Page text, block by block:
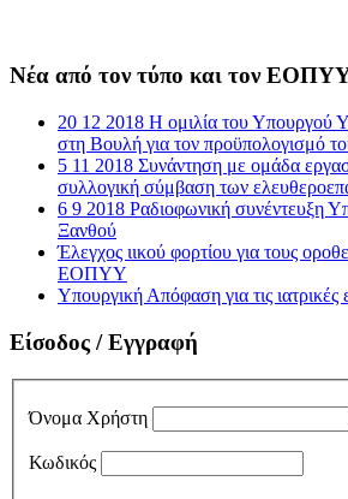
Νέα από τον τύπο και τον
20 12 2018 Η ομιλία του Υπουργού
στη Βουλή για τον προϋπολογισμό
5 11 2018 Συνάντηση με ομάδα
συλλογική σύμβαση των
6 9 2018 Ραδιοφωνική συνέντευξη
Ξανθού
Έλεγχος ιικού φορτίου για τους
ΕΟΠΥΥ
Υπουργική Απόφαση για τις ιατρικές
Είσοδος / Εγγραφή
Όνομα Χρήστη
Κωδικός